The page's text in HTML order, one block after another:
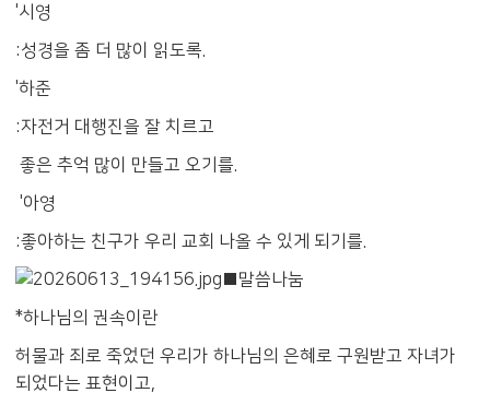
'시영
:성경을 좀 더 많이 읽도록.
'하준
:자전거 대행진을 잘 치르고
좋은 추억 많이 만들고 오기를.
'아영
:좋아하는 친구가 우리 교회 나올 수 있게 되기를.
■말씀나눔
*하나님의 권속이란
허물과 죄로 죽었던 우리가 하나님의 은혜로 구원받고 자녀가
되었다는 표현이고,